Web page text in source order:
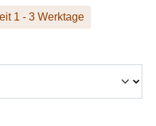
1 - 3 Werktage